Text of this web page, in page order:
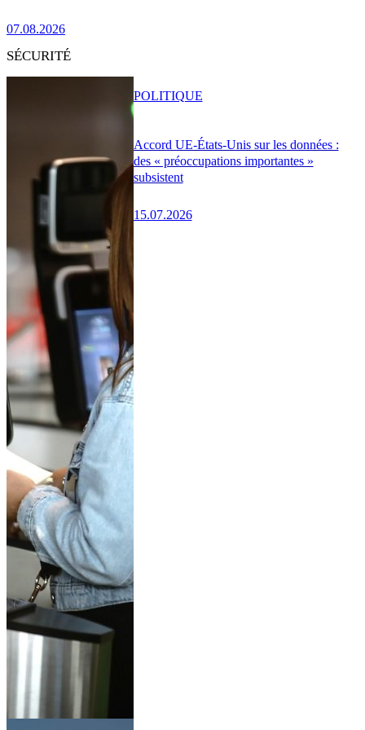
07.08.2026
SÉCURITÉ
Accord UE-États-Unis sur les données :
des « préoccupations importantes »
subsistent
15.07.2026
POLITIQUE